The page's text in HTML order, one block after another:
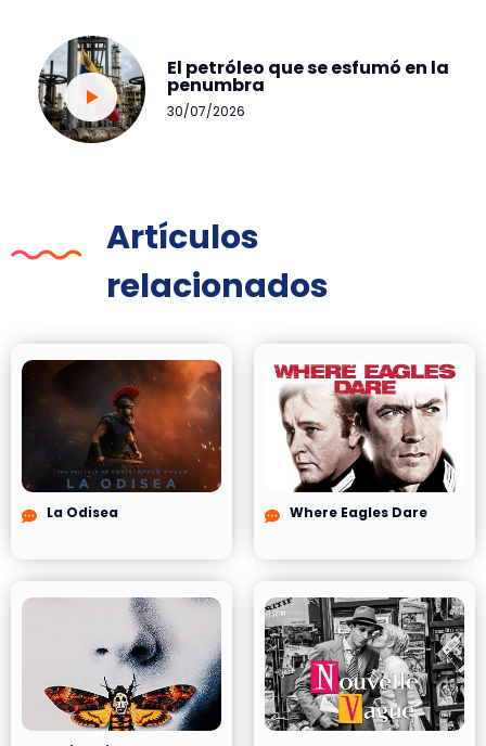
El petróleo que se esfumó en la
penumbra
30/07/2026
Artículos
relacionados
La Odisea Where Eagles Dare